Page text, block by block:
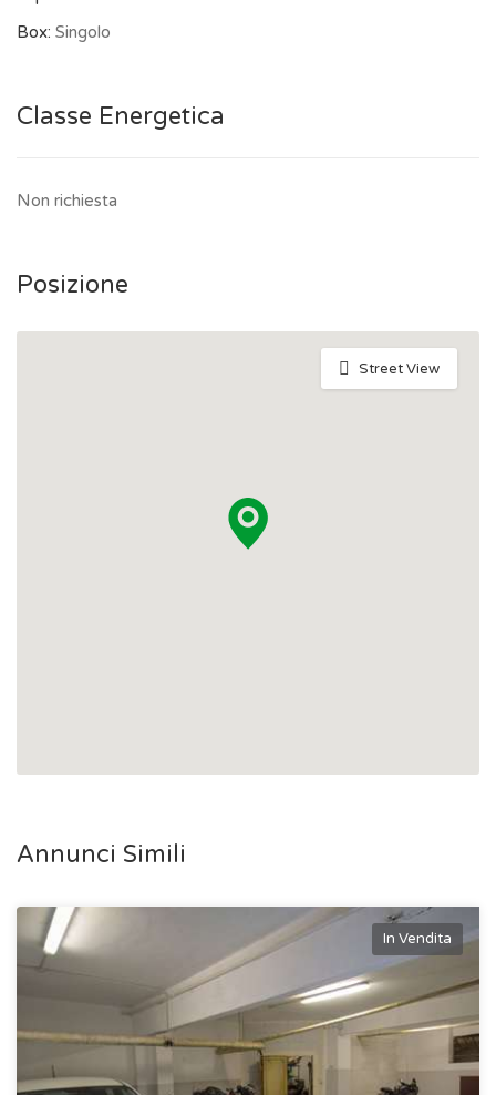
Box: Singolo
Classe Energetica
Non richiesta
Posizione
Street View
Annunci Simili
In Vendita